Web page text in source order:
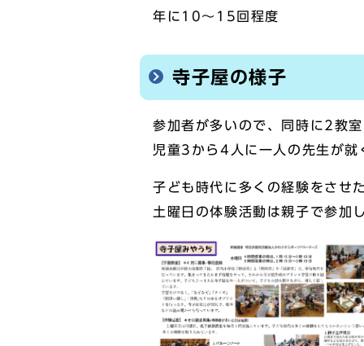
年に10～15回程度
寺子屋の様子
参加者が多いので、同時に2教
児童3から4人に一人の先生が就
子ども時代に多くの経験をさせ
土曜日の体験活動は親子で参加